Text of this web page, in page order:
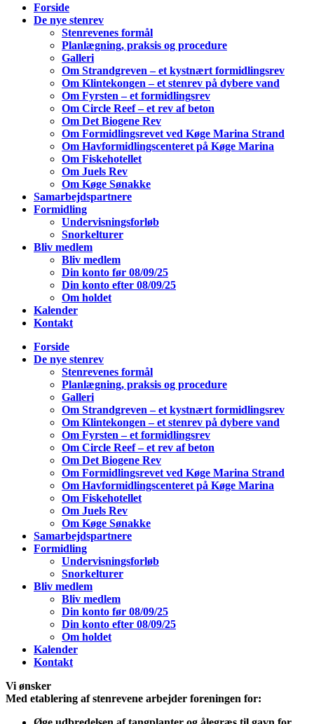
Forside
De nye stenrev
Stenrevenes formål
Planlægning, praksis og procedure
Galleri
Om Strandgreven – et kystnært formidlingsrev
Om Klintekongen – et stenrev på dybere vand
Om Fyrsten – et formidlingsrev
Om Circle Reef – et rev af beton
Om Det Biogene Rev
Om Formidlingsrevet ved Køge Marina Strand
Om Havformidlingscenteret på Køge Marina
Om Fiskehotellet
Om Juels Rev
Om Køge Sønakke
Samarbejdspartnere
Formidling
Undervisningsforløb
Snorkelturer
Bliv medlem
Bliv medlem
Din konto før 08/09/25
Din konto efter 08/09/25
Om holdet
Kalender
Kontakt
Forside
De nye stenrev
Stenrevenes formål
Planlægning, praksis og procedure
Galleri
Om Strandgreven – et kystnært formidlingsrev
Om Klintekongen – et stenrev på dybere vand
Om Fyrsten – et formidlingsrev
Om Circle Reef – et rev af beton
Om Det Biogene Rev
Om Formidlingsrevet ved Køge Marina Strand
Om Havformidlingscenteret på Køge Marina
Om Fiskehotellet
Om Juels Rev
Om Køge Sønakke
Samarbejdspartnere
Formidling
Undervisningsforløb
Snorkelturer
Bliv medlem
Bliv medlem
Din konto før 08/09/25
Din konto efter 08/09/25
Om holdet
Kalender
Kontakt
Vi ønsker
Med etablering af stenrevene arbejder foreningen for: